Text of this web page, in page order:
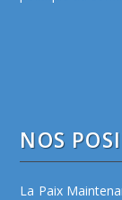
NOS
La Paix